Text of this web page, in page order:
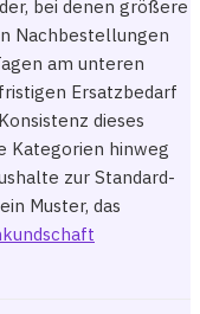
bei denen größere
Nachbestellungen
am unteren
Ersatzbedarf
dieses
Kategorien hinweg
zur Standard-
Muster, das